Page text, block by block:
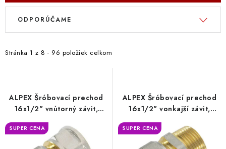
V
i
r
d
u
Stránka 1 z 8 - 96 položiek celkom
R
e
e
r
o
ODPORÚČAME
ALPEX Šróbovací prechod
16x1/2" vnútorný závit,
DVGW
SUPER CENA
ALPEX Šróbovací prechod
16x1/2" vonkajší závit,
DVGW
SUPER CENA